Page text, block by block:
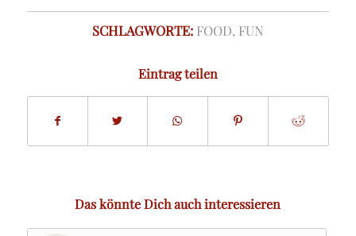
SCHLAGWORTE: FOOD, FUN
Eintrag teilen
Das könnte Dich auch interessieren